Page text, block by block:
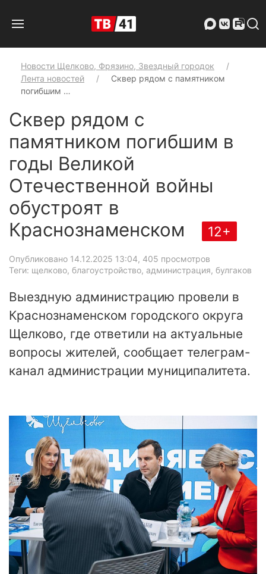
Новости Щелково, Фрязино, Звездный городок
Лента новостей
Сквер рядом с памятником
погибшим …
Сквер рядом с
памятником погибшим в
годы Великой
Отечественной войны
обустроят в
Краснознаменском
12+
Опубликовано 14.12.2025 13:04, 405 просмотров
Теги: щелково, благоустройство, администрация, булгаков
Выездную администрацию провели в
Краснознаменском городского округа
Щелково, где ответили на актуальные
вопросы жителей, сообщает телеграм-
канал администрации муниципалитета.